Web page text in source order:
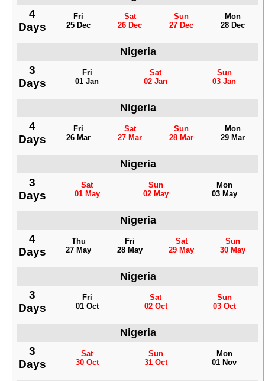
4
Days
Fri
25 Dec
Sat
26 Dec
Sun
27 Dec
Mon
28 Dec
Nigeria
3
Days
Fri
01 Jan
Sat
02 Jan
Sun
03 Jan
Nigeria
4
Days
Fri
26 Mar
Sat
27 Mar
Sun
28 Mar
Mon
29 Mar
Nigeria
3
Days
Sat
01 May
Sun
02 May
Mon
03 May
Nigeria
4
Days
Thu
27 May
Fri
28 May
Sat
29 May
Sun
30 May
Nigeria
3
Days
Fri
01 Oct
Sat
02 Oct
Sun
03 Oct
Nigeria
3
Days
Sat
30 Oct
Sun
31 Oct
Mon
01 Nov